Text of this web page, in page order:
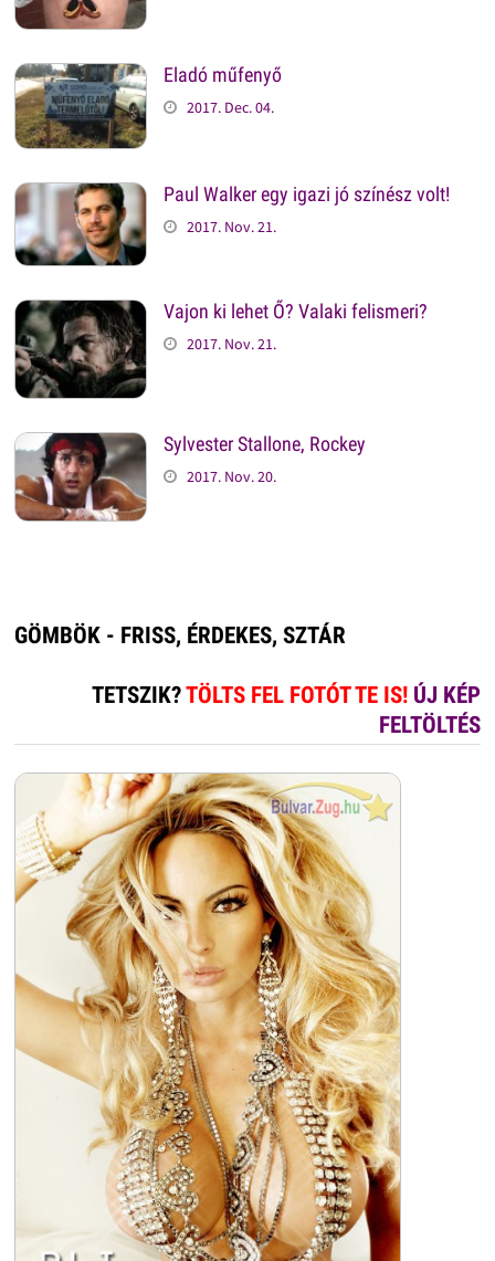
Eladó műfenyő
2017. Dec. 04.
Paul Walker egy igazi jó színész volt!
2017. Nov. 21.
Vajon ki lehet Ő? Valaki felismeri?
2017. Nov. 21.
Sylvester Stallone, Rockey
2017. Nov. 20.
GÖMBÖK - FRISS, ÉRDEKES, SZTÁR
TETSZIK?TÖLTS FEL FOTÓT TE IS! ÚJ KÉP
FELTÖLTÉS